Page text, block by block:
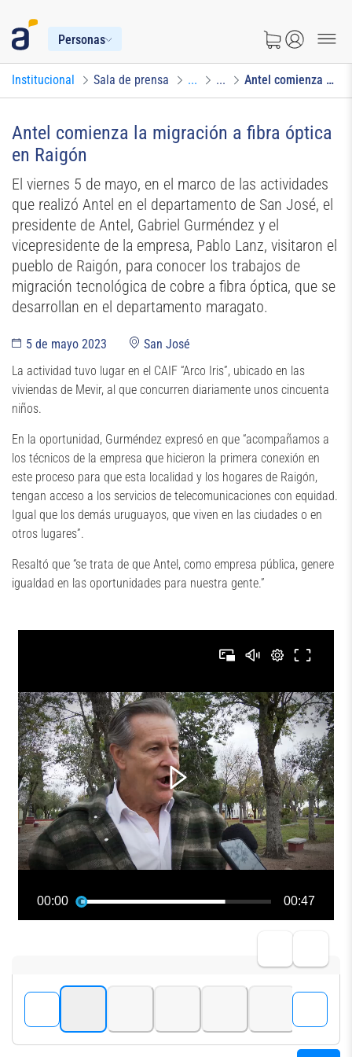
Personas
Institucional Sala de prensa ... ... Antel comienza la migración a fibra óptica en Raigón
Antel comienza la migración a fibra óptica
en Raigón
El viernes 5 de mayo, en el marco de las actividades
que realizó Antel en el departamento de San José, el
presidente de Antel, Gabriel Gurméndez y el
vicepresidente de la empresa, Pablo Lanz, visitaron el
pueblo de Raigón, para conocer los trabajos de
migración tecnológica de cobre a fibra óptica, que se
desarrollan en el departamento maragato.
5 de mayo 2023
San José
La actividad tuvo lugar en el CAIF “Arco Iris”, ubicado en las
viviendas de Mevir, al que concurren diariamente unos cincuenta
niños.
En la oportunidad, Gurméndez expresó en que “acompañamos a
los técnicos de la empresa que hicieron la primera conexión en
este proceso para que esta localidad y los hogares de Raigón,
tengan acceso a los servicios de telecomunicaciones con equidad.
Igual que los demás uruguayos, que viven en las ciudades o en
otros lugares”.
Resaltó que “se trata de que Antel, como empresa pública, genere
igualdad en las oportunidades para nuestra gente.”